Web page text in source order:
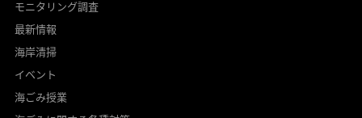
モニタリング調査
最新情報
海岸清掃
イベント
海ごみ授業